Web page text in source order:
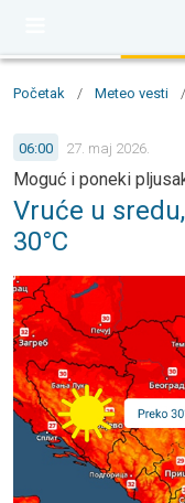
Početak / Meteo vesti /
06:00 27. maj 2026.
Moguć i poneki
Vruće u
30°C